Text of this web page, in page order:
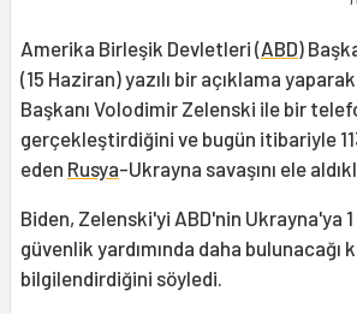
Amerika Birleşik Devletleri (ABD)
(15 Haziran) yazılı bir açıklama yaparak
Başkanı Volodimir Zelenski ile bir
gerçekleştirdiğini ve bugün itibariyle
eden Rusya-Ukrayna savaşını ele
Biden, Zelenski'yi ABD'nin Ukrayna'ya
güvenlik yardımında daha bulunacağı
bilgilendirdiğini söyledi.